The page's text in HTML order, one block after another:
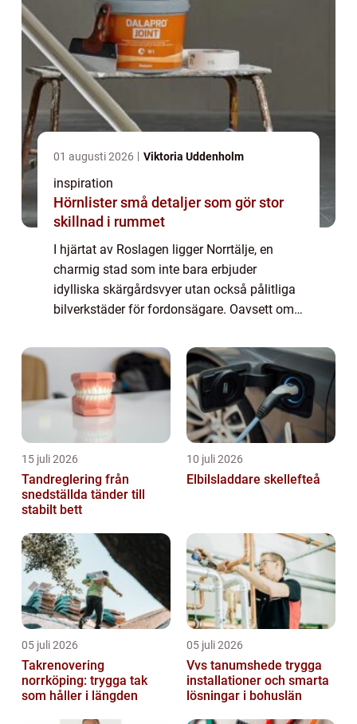
01 augusti 2026 Viktoria Uddenholm
inspiration
Hörnlister små detaljer som gör stor
skillnad i rummet
I hjärtat av Roslagen ligger Norrtälje, en
charmig stad som inte bara erbjuder
idylliska skärgårdsvyer utan också pålitliga
bilverkstäder för fordonsägare. Oavsett om
15 juli 2026
Tandreglering från
snedställda tänder till
stabilt bett
10 juli 2026
Elbilsladdare skellefteå
05 juli 2026
Takrenovering
norrköping: trygga tak
som håller i längden
05 juli 2026
Vvs tanumshede trygga
installationer och smarta
lösningar i bohuslän